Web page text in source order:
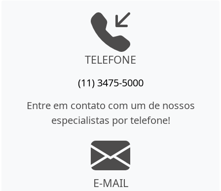
TELEFONE
(11) 3475-5000
Entre em contato com um de nossos
especialistas por telefone!
E-MAIL